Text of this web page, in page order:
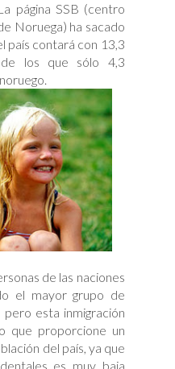
página SSB (centro
Noruega) ha sacado
país contará con 13,3
de los que sólo 4,3
de las naciones
el mayor grupo de
esta inmigración
que proporcione un
del país, ya que
es muy baja